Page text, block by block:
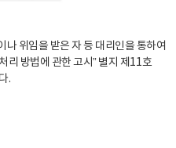
위임을 받은 자 등 대리인을 통하여
리 방법에 관한 고시” 별지 제11호
.